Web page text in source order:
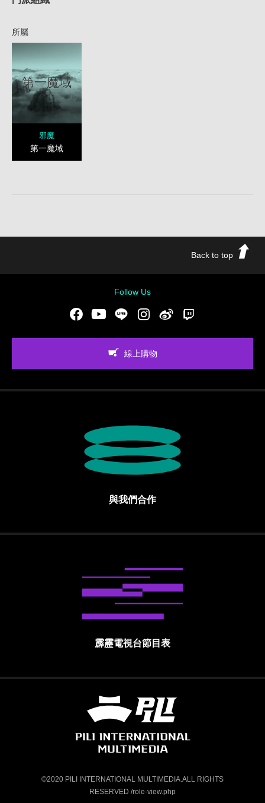
所屬
第一魔域
邪魔
第一魔域
Back to top
Follow Us
FacebookYoutubeLINE Instgram新浪微博
線上購物
與我們合作
霹靂電視台節目表
霹靂國際多媒體股份有限公司 PILI
©2020 PILI INTERNATIONAL MULTIMEDIA.ALL RIGHTS
RESERVED /role-view.php